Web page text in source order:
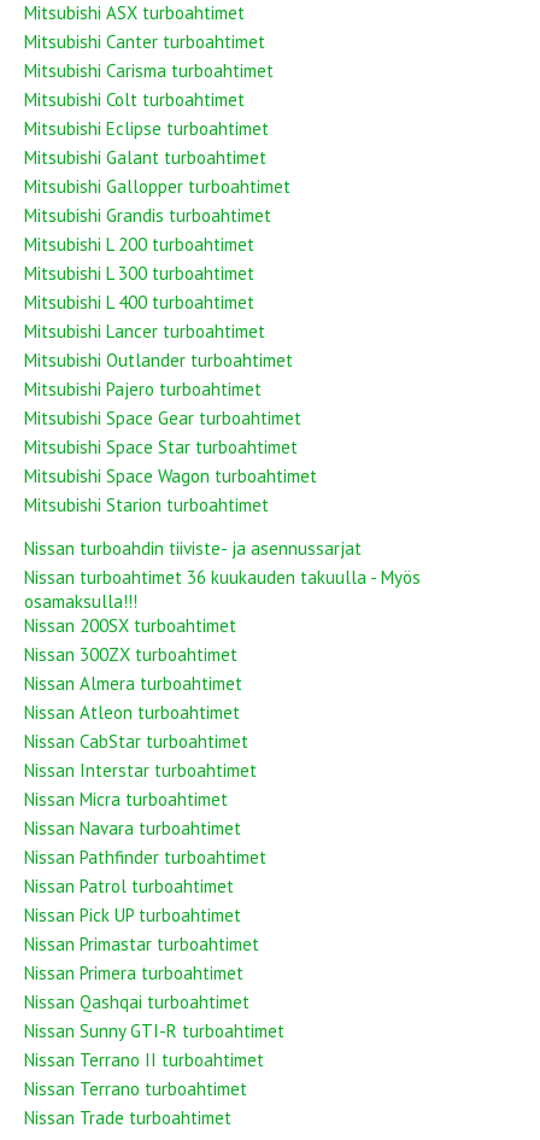
Mitsubishi ASX turboahtimet
Mitsubishi Canter turboahtimet
Mitsubishi Carisma turboahtimet
Mitsubishi Colt turboahtimet
Mitsubishi Eclipse turboahtimet
Mitsubishi Galant turboahtimet
Mitsubishi Gallopper turboahtimet
Mitsubishi Grandis turboahtimet
Mitsubishi L 200 turboahtimet
Mitsubishi L 300 turboahtimet
Mitsubishi L 400 turboahtimet
Mitsubishi Lancer turboahtimet
Mitsubishi Outlander turboahtimet
Mitsubishi Pajero turboahtimet
Mitsubishi Space Gear turboahtimet
Mitsubishi Space Star turboahtimet
Mitsubishi Space Wagon turboahtimet
Mitsubishi Starion turboahtimet
Nissan turboahdin tiiviste- ja asennussarjat
Nissan turboahtimet 36 kuukauden takuulla - Myös
osamaksulla!!!
Nissan 200SX turboahtimet
Nissan 300ZX turboahtimet
Nissan Almera turboahtimet
Nissan Atleon turboahtimet
Nissan CabStar turboahtimet
Nissan Interstar turboahtimet
Nissan Micra turboahtimet
Nissan Navara turboahtimet
Nissan Pathfinder turboahtimet
Nissan Patrol turboahtimet
Nissan Pick UP turboahtimet
Nissan Primastar turboahtimet
Nissan Primera turboahtimet
Nissan Qashqai turboahtimet
Nissan Sunny GTI-R turboahtimet
Nissan Terrano II turboahtimet
Nissan Terrano turboahtimet
Nissan Trade turboahtimet